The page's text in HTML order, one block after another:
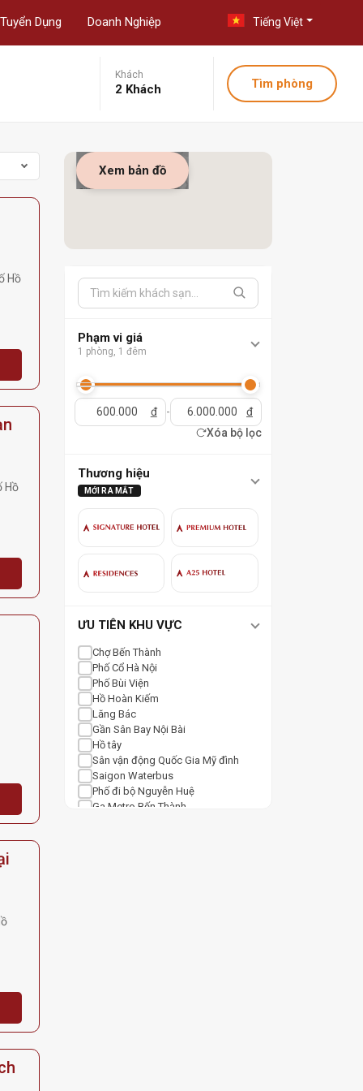
Tuyển Dụng Doanh Nghiệp Tiếng Việt
Khách
2 Khách Tìm phòng
Hồ
Hồ
Xem bản đồ
Phạm vi giá
1 phòng, 1 đêm
đ -
đ
Xóa bộ lọc
Thương hiệu
MỚI RA MẮT
ƯU TIÊN KHU VỰC
Chợ Bến Thành
Phố Cổ Hà Nội
Phố Bùi Viện
Hồ Hoàn Kiếm
Lăng Bác
Gần Sân Bay Nội Bài
Hồ tây
Sân vận động Quốc Gia Mỹ đình
Saigon Waterbus
Phố đi bộ Nguyễn Huệ
Ga Metro Bến Thành